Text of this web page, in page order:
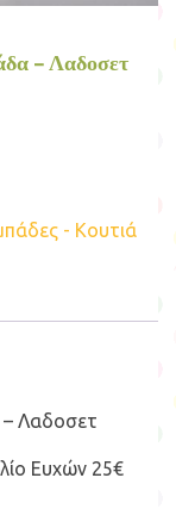
– Λαδοσετ
- Κουτιά
– Λαδοσετ
Ευχών 25€